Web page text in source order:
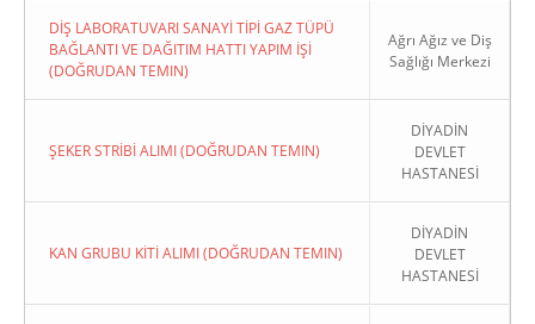
DİŞ LABORATUVARI SANAYİ TİPİ GAZ TÜPÜ
BAĞLANTI VE DAĞITIM HATTI YAPIM İŞİ
(DOĞRUDAN TEMIN)
Ağrı Ağız ve Diş
Sağlığı Merkezi
ŞEKER STRİBİ ALIMI (DOĞRUDAN TEMIN)
DİYADİN
DEVLET
HASTANESİ
KAN GRUBU KİTİ ALIMI (DOĞRUDAN TEMIN)
DİYADİN
DEVLET
HASTANESİ